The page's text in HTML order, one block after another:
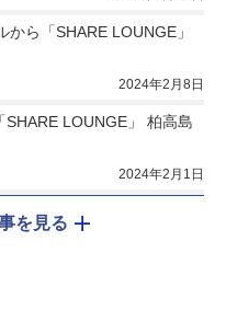
から「SHARE LOUNGE」
2024年2月8日
LOUNGE」 柏高島
2024年2月1日
を見る